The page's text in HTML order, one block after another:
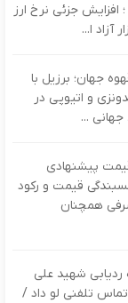
قیمت دلار پنجشنبه ۱۵ مرداد ۱۴۰۵؛ افزایش جزئی نرخ ارز
آزاد ا...
قهوه جهان؛ برزیل با
و اتیوپی در
قیمت پیشنهادی
چسبندگی قیمت و رکود
همچنان
شهید علی
تلفنی لو داد /